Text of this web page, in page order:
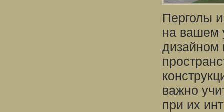
Перголы
на вашем
дизайном
важно
при их